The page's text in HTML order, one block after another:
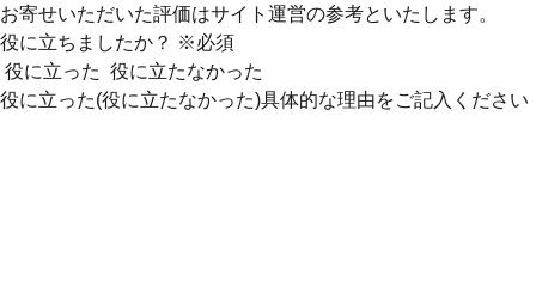
お寄せいただいた評価はサイト運営の参考といたします。
役に立ちましたか？ ※必須
役に立った 役に立たなかった
役に立った(役に立たなかった)具体的な理由をご記入ください